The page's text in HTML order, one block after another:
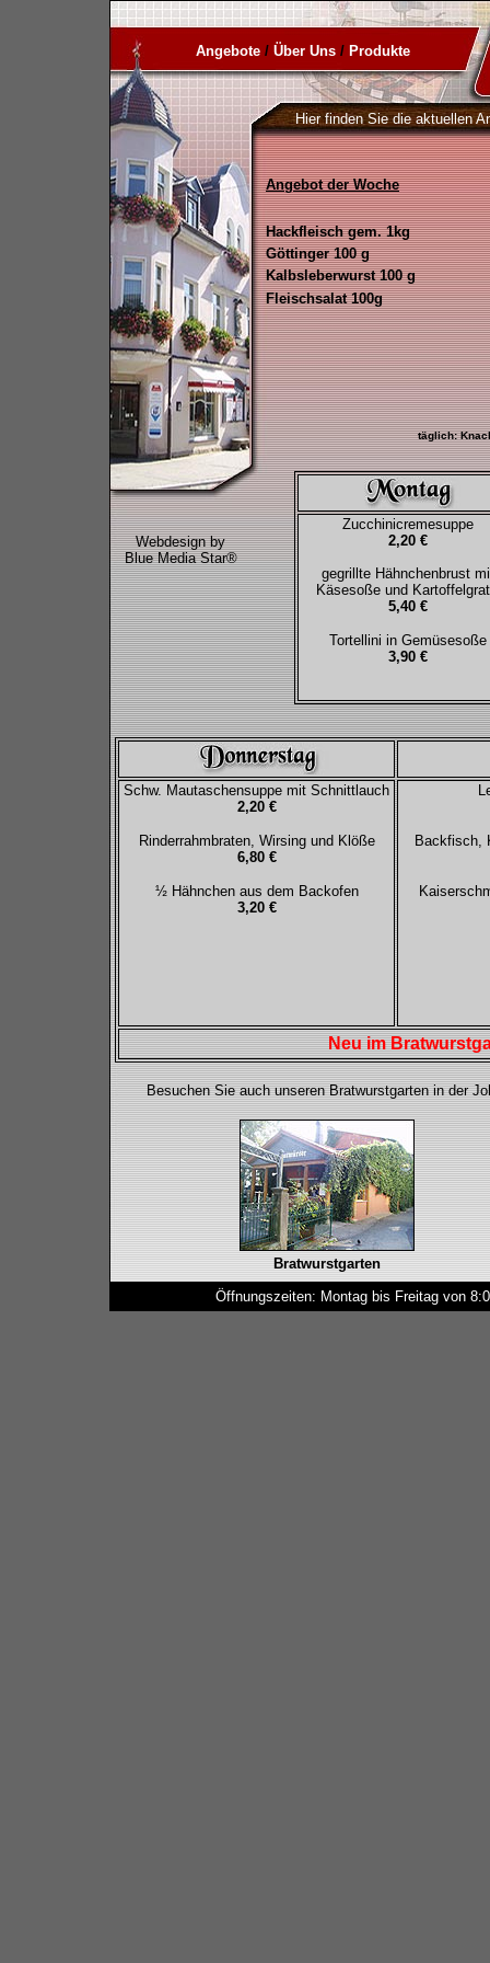
Angebote / Über Uns / Produkte
Hier finden Sie die aktuellen
Angebot der Woche
Hackfleisch gem. 1kg
Göttinger 100 g
Kalbsleberwurst 100 g
Fleischsalat 100g
täglich:
Zucchinicremesuppe
2,20 €
gegrillte Hähnchenbrust
Käsesoße und
5,40 €
Tortellini in Gemüsesoße
3,90 €
Webdesign by
Blue Media Star®
Schw. Mautaschensuppe mit Schnittlauch
2,20 €
Rinderrahmbraten, Wirsing und Klöße
6,80 €
½ Hähnchen aus dem Backofen
3,20 €
Backfisch,
Neu im
Besuchen Sie auch unseren Bratwurstgarten in der
Bratwurstgarten
Öffnungszeiten: Montag bis Freitag von